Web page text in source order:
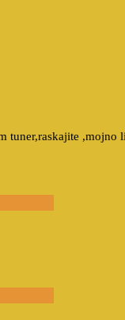
tuner,raskajite ,mojno